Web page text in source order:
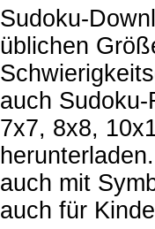
Sudoku-
üblichen
auch
7x7, 8x8,
auch mit
auch für